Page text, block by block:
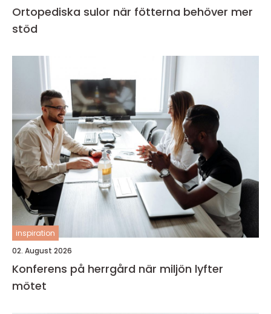
Ortopediska sulor när fötterna behöver mer
stöd
inspiration
02. August 2026
Konferens på herrgård när miljön lyfter
mötet